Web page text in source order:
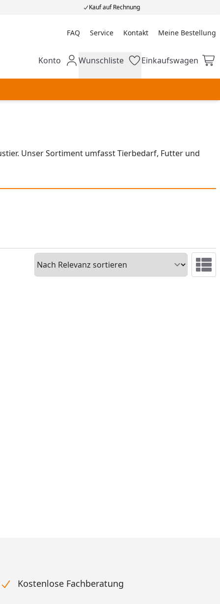
Kauf auf Rechnung
FAQ Service Kontakt Meine Bestellung
Meine Bestellung
Mein Konto
Konto Wunschliste
Wunschliste Einkaufswagen
Einkaufswagen
Unser Sortiment umfasst Tierbedarf, Futter und
Sortieren
Kostenlose Fachberatung